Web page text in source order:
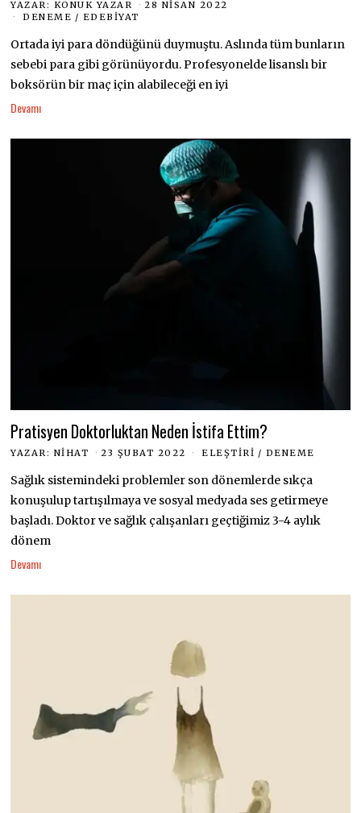
YAZAR: KONUK YAZAR
28 NISAN 2022
DENEME / EDEBIYAT
Ortada iyi para döndüğünü duymuştu. Aslında tüm bunların
sebebi para gibi görünüyordu. Profesyonelde lisanslı bir
boksörün bir maç için alabileceği en iyi
Devamı
Pratisyen Doktorluktan Neden İstifa Ettim?
YAZAR: NIHAT 23 ŞUBAT 2022 ELEŞTIRI / DENEME
Sağlık sistemindeki problemler son dönemlerde sıkça
konuşulup tartışılmaya ve sosyal medyada ses getirmeye
başladı. Doktor ve sağlık çalışanları geçtiğimiz 3-4 aylık
dönem
Devamı